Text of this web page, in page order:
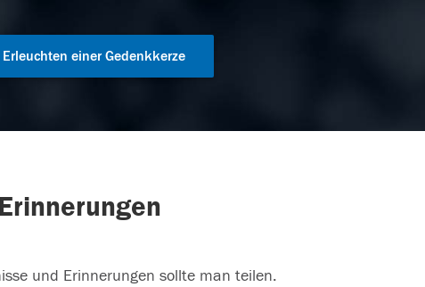
Erleuchten einer Gedenkkerze
Erinnerungen
und Erinnerungen sollte man teilen.